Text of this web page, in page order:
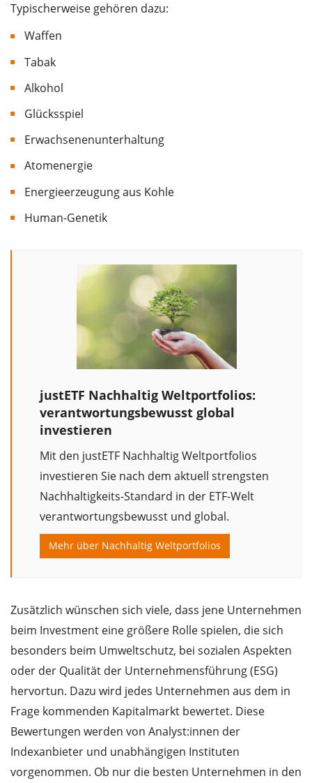
Typischerweise gehören dazu:
Waffen
Tabak
Alkohol
Glücksspiel
Erwachsenenunterhaltung
Atomenergie
Energieerzeugung aus Kohle
Human-Genetik
justETF Nachhaltig Weltportfolios:
verantwortungsbewusst global
investieren
Mit den justETF Nachhaltig Weltportfolios
investieren Sie nach dem aktuell strengsten
Nachhaltigkeits-Standard in der ETF-Welt
verantwortungsbewusst und global.
Mehr über Nachhaltig Weltportfolios
Zusätzlich wünschen sich viele, dass jene Unternehmen
beim Investment eine größere Rolle spielen, die sich
besonders beim Umweltschutz, bei sozialen Aspekten
oder der Qualität der Unternehmensführung (ESG)
hervortun. Dazu wird jedes Unternehmen aus dem in
Frage kommenden Kapitalmarkt bewertet. Diese
Bewertungen werden von Analyst:innen der
Indexanbieter und unabhängigen Instituten
vorgenommen. Ob nur die besten Unternehmen in den